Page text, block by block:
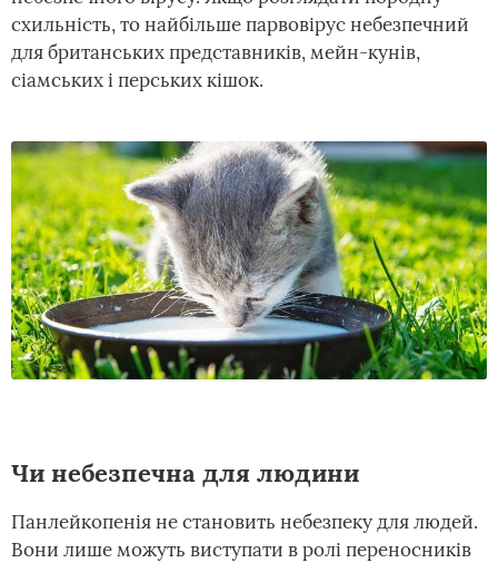
схильність, то найбільше парвовірус небезпечний
для британських представників, мейн-кунів,
сіамських і перських кішок.
Чи небезпечна для людини
Панлейкопенія не становить небезпеку для людей.
Вони лише можуть виступати в ролі переносників